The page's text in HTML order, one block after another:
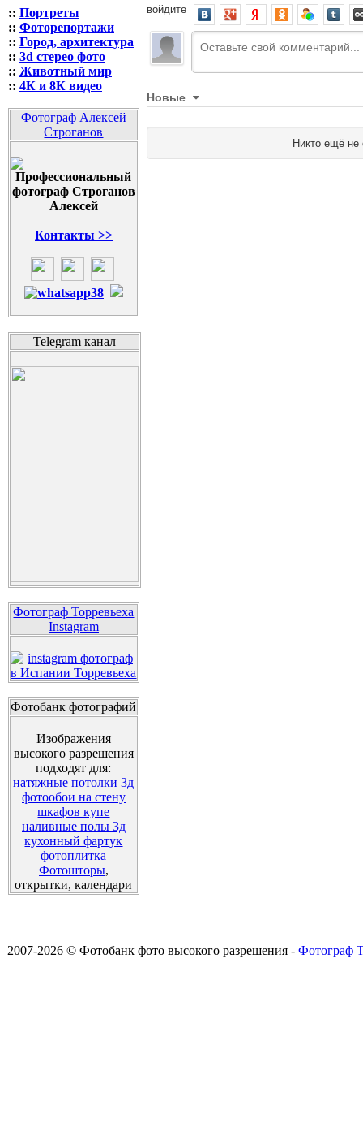
:: Портреты
:: Фоторепортажи
:: Город, архитектура
:: 3d стерео фото
:: Животный мир
:: 4К и 8К видео
Фотограф Алексей
Строганов
Контакты >>
Telegram канал
Фотограф Торревьеха
Instagram
Фотобанк фотографий
Изображения
высокого разрешения
подходят для:
натяжные потолки 3д
фотообои на стену
шкафов купе
наливные полы 3д
кухонный фартук
фотоплитка
Фотошторы,
открытки, календари
войдите
Новые
Никто ещё не
2007-2026 © Фотобанк фото высокого разрешения - Фотограф